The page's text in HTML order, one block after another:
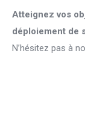
Atteignez vos
déploiement de
N’hésitez pas à